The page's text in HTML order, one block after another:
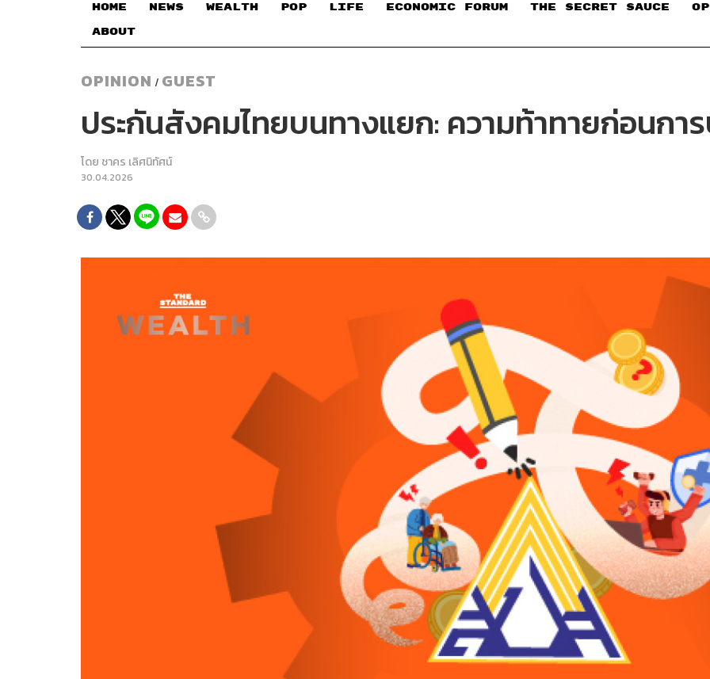
HOME NEWS WEALTH POP LIFE ECONOMIC FORUM THE SECRET SAUCE​
ABOUT
OPINION / GUEST
ประกันสังคมไทยบนทางแยก: ความท้าทายก่อนกา
โดย ชาคร เลิศนิทัศน์
30.04.2026